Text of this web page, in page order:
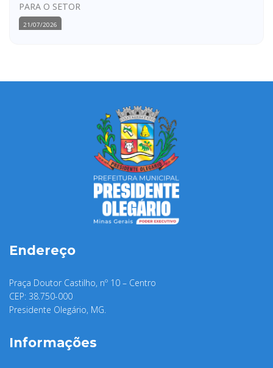
PARA O SETOR
21/07/2026
Endereço
Praça Doutor Castilho, nº 10 – Centro
CEP: 38.750-000
Presidente Olegário, MG.
Informações